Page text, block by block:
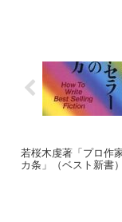
若桜木虔著「プロ作
カ条」（ベスト新書